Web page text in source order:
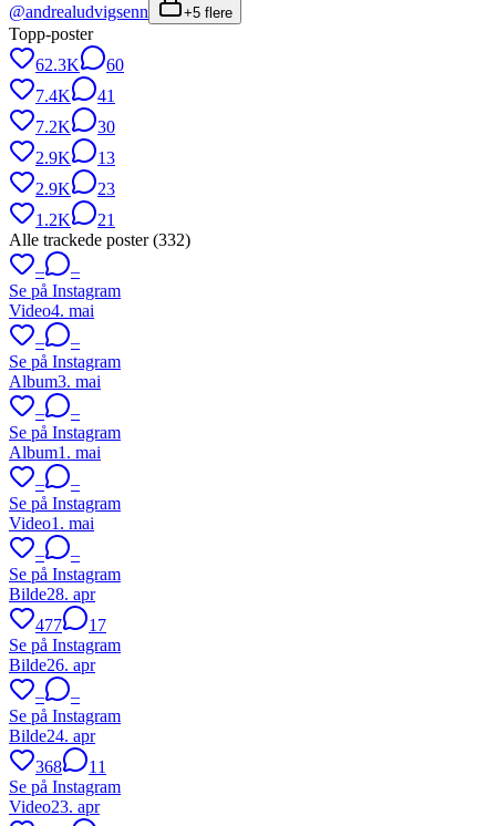
@andrealudvigsenn +5 flere
Topp-poster
62.3K
60
7.4K
41
7.2K
30
2.9K
13
2.9K
23
1.2K
21
Alle trackede poster (332)
–
–
Se på Instagram
Video4. mai
–
–
Se på Instagram
Album3. mai
–
–
Se på Instagram
Album1. mai
–
–
Se på Instagram
Video1. mai
–
–
Se på Instagram
Bilde28. apr
477
17
Se på Instagram
Bilde26. apr
–
–
Se på Instagram
Bilde24. apr
368
11
Se på Instagram
Video23. apr